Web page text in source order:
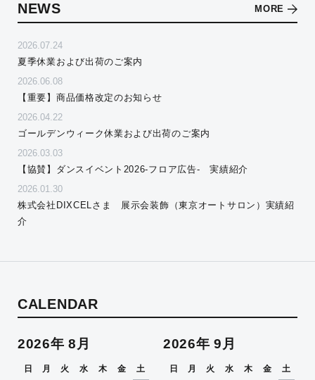
NEWS MORE
2026.07.24
夏季休業および出荷のご案内
2026.06.08
【重要】商品価格改定のお知らせ
2026.04.22
ゴールデンウィーク休業および出荷のご案内
2026.03.03
【協賛】ダンスイベント2026-フロア広告- 実績紹介
2026.01.30
株式会社DIXCELさま 展示会装飾（東京オートサロン）実績紹
介
CALENDAR
2026年 8月
日 月 火 水 木 金
土
2026年 9月
日 月 火 水 木 金
土